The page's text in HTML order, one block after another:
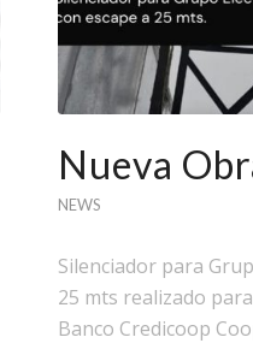
Nueva
NEWS
Silenciador para
25 mts realizado
Banco Credicoop